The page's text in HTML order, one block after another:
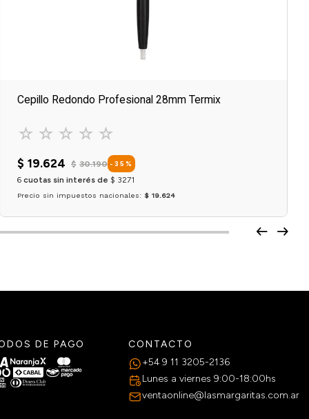
Cepillo Redondo Profesional 28mm Termix
☆ ☆ ☆ ☆ ☆
$ 19.624 $ 30.190 - 35 %
6 cuotas sin interés de $ 3271
Precio sin impuestos nacionales: $ 19.624
DE PAGO
CONTACTO
+54 9 11 3205-2136
Lunes a viernes 9:00-18:00hs
ventaonline@lasmargaritas.com.ar